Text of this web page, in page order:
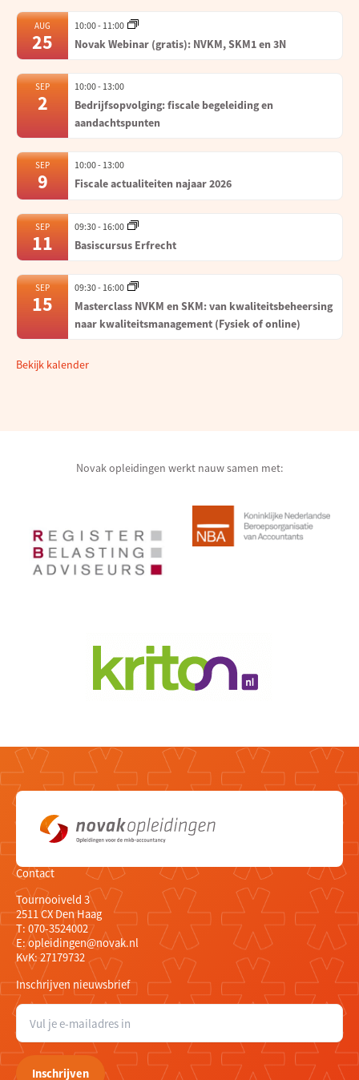
AUG
25
10:00- 11:00
Novak Webinar (gratis): NVKM, SKM1 en 3N
SEP
2
10:00- 13:00
Bedrijfsopvolging: fiscale begeleiding en
aandachtspunten
SEP
9
10:00- 13:00
Fiscale actualiteiten najaar 2026
SEP
11
09:30- 16:00
Basiscursus Erfrecht
SEP
15
09:30- 16:00
Masterclass NVKM en SKM: van kwaliteitsbeheersing
naar kwaliteitsmanagement (Fysiek of online)
Bekijk kalender
Novak opleidingen werkt nauw samen met:
Contact
Tournooiveld 3
2511 CX Den Haag
T: 070-3524002
E:opleidingen@novak.nl
KvK: 27179732
Inschrijven nieuwsbrief
E
m
i
Inschrijven